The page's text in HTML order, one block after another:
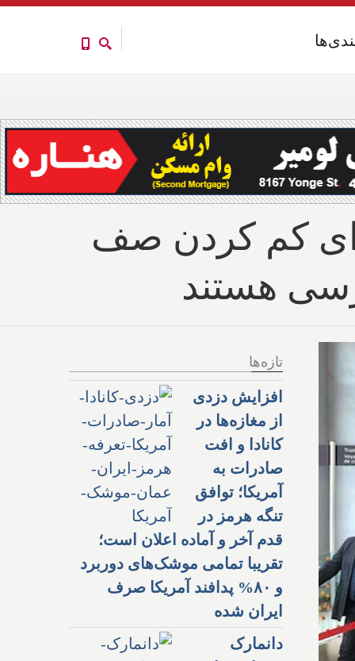
کم کردن صف
هستند
تازه‌ها
افزایش دزدی
از مغازه‌ها در
کانادا و افت
صادرات به
آمریکا؛ توافق
تنگه هرمز در
قدم آخر و آماده اعلان است؛
تقریبا تمامی موشک‌های دوربرد
و ۸۰% پدافند آمریکا صرف
ایران شده
دانمارک